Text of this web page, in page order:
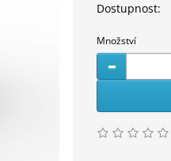
Dostupnost:
Množství